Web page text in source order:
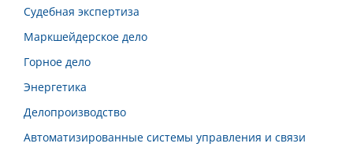
Судебная экспертиза
Маркшейдерское дело
Горное дело
Энергетика
Делопроизводство
Автоматизированные системы управления и связи